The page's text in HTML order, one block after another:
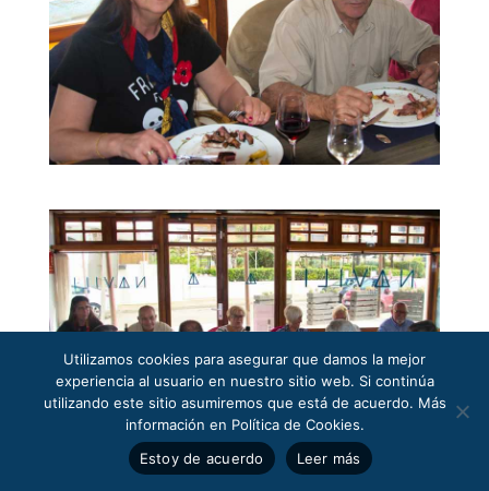
Utilizamos cookies para asegurar que damos la mejor
experiencia al usuario en nuestro sitio web. Si continúa
utilizando este sitio asumiremos que está de acuerdo. Más
información en Política de Cookies.
Estoy de acuerdo
Leer más